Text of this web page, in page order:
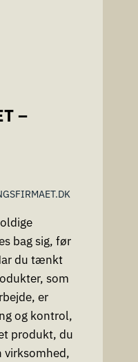
–
bag sig, før
du tænkt
som
er
og kontrol,
produkt, du
virksomhed,